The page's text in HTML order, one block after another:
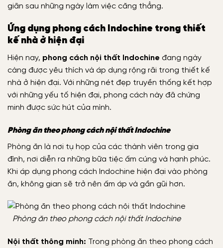
giãn sau những ngày làm việc căng thẳng.
Ứng dụng phong cách Indochine trong thiết
kế nhà ở hiện đại
Hiện nay, phong cách nội thất Indochine đang ngày
càng được yêu thích và áp dụng rộng rãi trong thiết kế
nhà ở hiện đại. Với những nét đẹp truyền thống kết hợp
với những yếu tố hiện đại, phong cách này đã chứng
minh được sức hút của mình.
Phòng ăn theo phong cách nội thất Indochine
Phòng ăn là nơi tụ họp của các thành viên trong gia
đình, nơi diễn ra những bữa tiệc ấm cúng và hạnh phúc.
Khi áp dụng phong cách Indochine hiện đại vào phòng
ăn, không gian sẽ trở nên ấm áp và gần gũi hơn.
Phòng ăn theo phong cách nội thất Indochine
Nội thất thông minh: Trong phòng ăn theo phong cách